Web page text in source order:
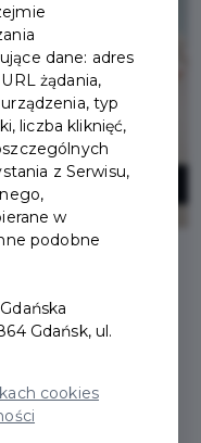
dane: adres
żądania,
typ
liczba kliknięć,
z Serwisu,
w
podobne
Gdańsk, ul.
cookies